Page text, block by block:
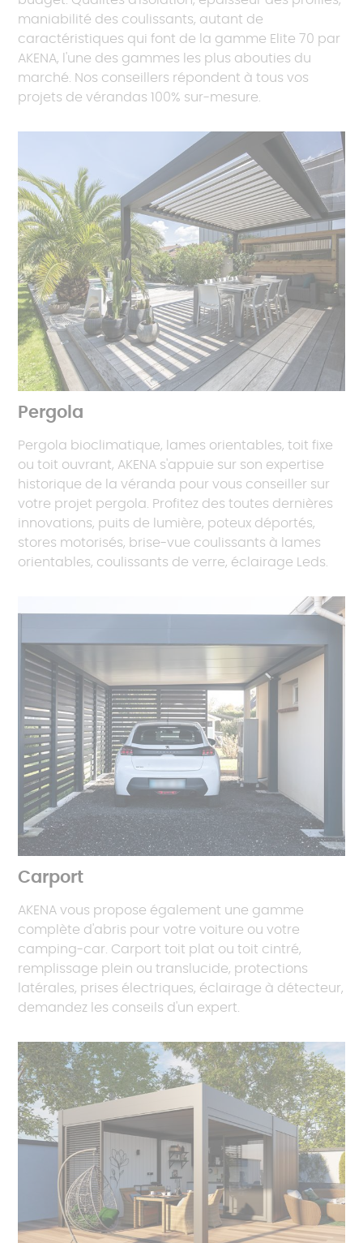
maniabilité des coulissants, autant de
caractéristiques qui font de la gamme Elite 70 par
AKENA, l'une des gammes les plus abouties du
marché. Nos conseillers répondent à tous vos
projets de vérandas 100% sur-mesure.
Pergola
Pergola bioclimatique, lames orientables, toit fixe
ou toit ouvrant, AKENA s'appuie sur son expertise
historique de la véranda pour vous conseiller sur
votre projet pergola. Profitez des toutes dernières
innovations, puits de lumière, poteux déportés,
stores motorisés, brise-vue coulissants à lames
orientables, coulissants de verre, éclairage Leds.
Carport
AKENA vous propose également une gamme
complète d'abris pour votre voiture ou votre
camping-car. Carport toit plat ou toit cintré,
remplissage plein ou translucide, protections
latérales, prises électriques, éclairage à détecteur,
demandez les conseils d'un expert.